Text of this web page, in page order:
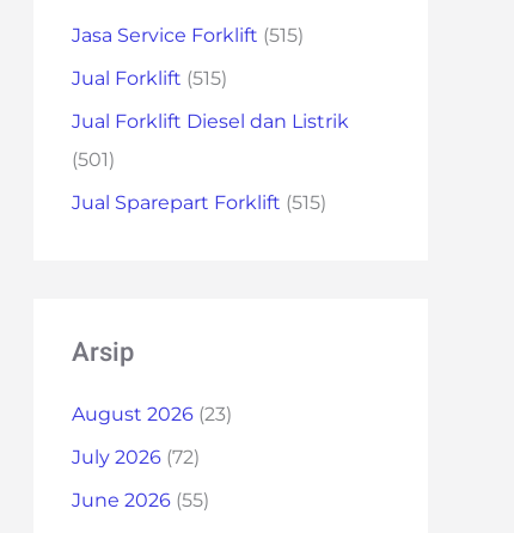
Jasa Service Forklift (515)
Jual Forklift (515)
Jual Forklift Diesel dan Listrik
(501)
Jual Sparepart Forklift (515)
Arsip
August 2026 (23)
July 2026 (72)
June 2026 (55)